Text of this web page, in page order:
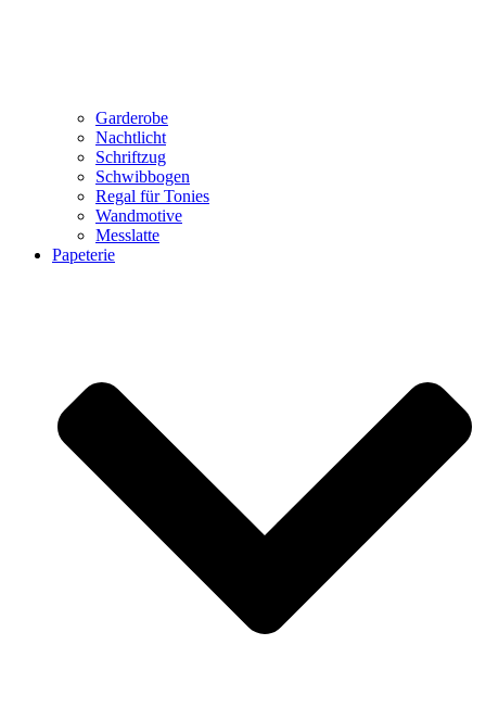
Garderobe
Nachtlicht
Schriftzug
Schwibbogen
Regal für Tonies
Wandmotive
Messlatte
Papeterie